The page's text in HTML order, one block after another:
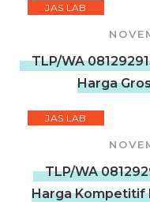
JAS LAB
TLP/WA
Harga
JAS LAB
TLP/WA
Harga Kompetitif